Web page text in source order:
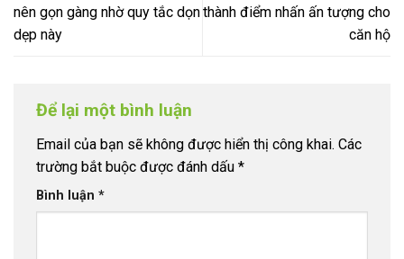
nên gọn gàng nhờ quy tắc dọn
dẹp này
thành điểm nhấn ấn tượng cho
căn hộ
Để lại một bình luận
Email của bạn sẽ không được hiển thị công khai. Các
trường bắt buộc được đánh dấu *
Bình luận *